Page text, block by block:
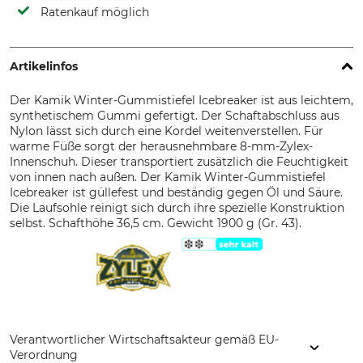
Ratenkauf möglich
Artikelinfos
Der Kamik Winter-Gummistiefel Icebreaker ist aus leichtem,
synthetischem Gummi gefertigt. Der Schaftabschluss aus
Nylon lässt sich durch eine Kordel weitenverstellen. Für
warme Füße sorgt der herausnehmbare 8-mm-Zylex-
Innenschuh. Dieser transportiert zusätzlich die Feuchtigkeit
von innen nach außen. Der Kamik Winter-Gummistiefel
Icebreaker ist güllefest und beständig gegen Öl und Säure.
Die Laufsohle reinigt sich durch ihre spezielle Konstruktion
selbst. Schafthöhe 36,5 cm. Gewicht 1900 g (Gr. 43).
Verantwortlicher Wirtschaftsakteur gemäß EU-
Verordnung